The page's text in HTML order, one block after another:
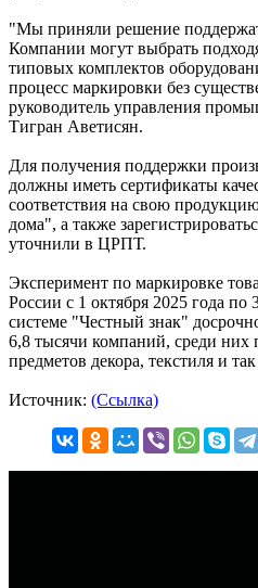
"Мы приняли решение
Компании могут выбрать
типовых комплектов
процесс маркировки без
руководитель управления
Тигран Аветисян.
Для получения поддержки
должны иметь сертификаты
соответствия на свою
дома", а также
уточнили в ЦРПТ.
Эксперимент по маркировке
России с 1 октября 2025 года по
системе "Честный знак"
6,8 тысячи компаний, среди них
предметов декора, текстиля и так
Источник: (Ссылка)